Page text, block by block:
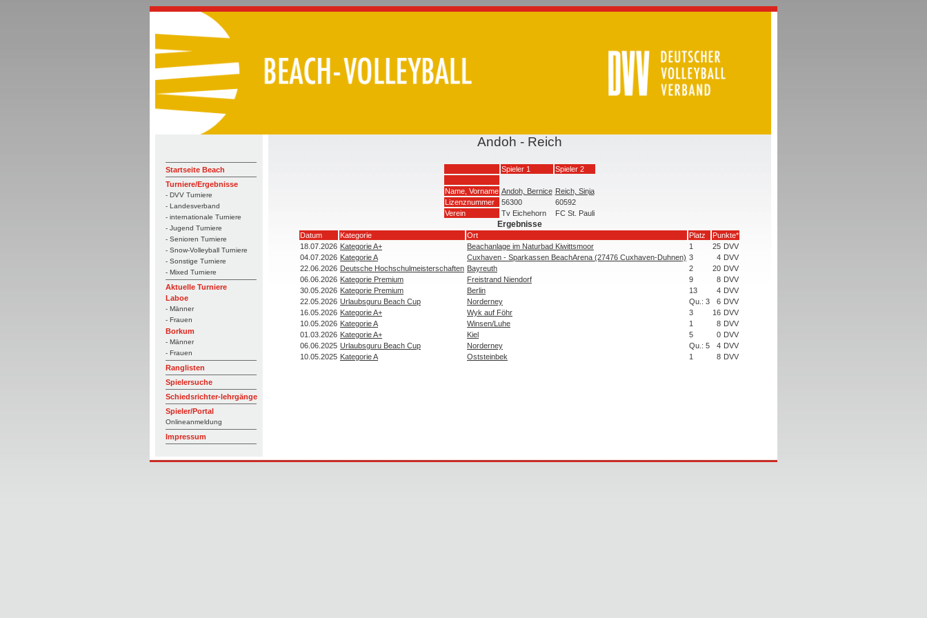
Startseite Beach
Turniere/Ergebnisse
- DVV Turniere
- Landesverband
- internationale Turniere
- Jugend Turniere
- Senioren Turniere
- Snow-Volleyball Turniere
- Sonstige Turniere
- Mixed Turniere
Aktuelle Turniere
Laboe
- Männer
- Frauen
Borkum
- Männer
- Frauen
Ranglisten
Spielersuche
Schiedsrichter-lehrgänge
Spieler/Portal
Onlineanmeldung
Impressum
Andoh - Reich
Spieler 1 Spieler 2
Name, Vorname Andoh, Bernice Reich, Sinja
Lizenznummer
56300
60592
Verein
Tv Eichehorn FC St. Pauli
Ergebnisse
Datum Kategorie Ort Platz
Punkte*
18.07.2026 Kategorie A+ Beachanlage im Naturbad Kiwittsmoor 1 25 DVV
04.07.2026 Kategorie A Cuxhaven - Sparkassen BeachArena (27476 Cuxhaven-Duhnen) 3 4 DVV
22.06.2026 Deutsche Hochschulmeisterschaften Bayreuth 2 20 DVV
06.06.2026 Kategorie Premium Freistrand Niendorf 9 8 DVV
30.05.2026 Kategorie Premium Berlin 13 4 DVV
22.05.2026 Urlaubsguru Beach Cup Norderney Qu.: 3 6 DVV
16.05.2026 Kategorie A+ Wyk auf Föhr 3 16 DVV
10.05.2026 Kategorie A Winsen/Luhe 1 8 DVV
01.03.2026 Kategorie A+ Kiel 5 0 DVV
06.06.2025 Urlaubsguru Beach Cup Norderney Qu.: 5 4 DVV
10.05.2025 Kategorie A Oststeinbek 1 8 DVV